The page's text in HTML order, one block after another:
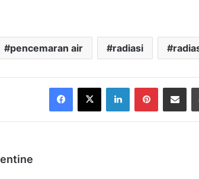
pencemaran air radiasi
Facebook
X LinkedInPinterestShare via